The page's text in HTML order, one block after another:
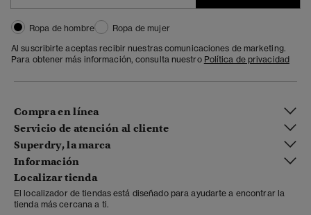
Ropa de hombre
Ropa de mujer
Al suscribirte aceptas recibir nuestras comunicaciones de marketing.
Para obtener más información, consulta nuestro Política de privacidad
Compra en línea
Servicio de atención al cliente
Superdry, la marca
Información
Localizar tienda
El localizador de tiendas está diseñado para ayudarte a encontrar la
tienda más cercana a ti.